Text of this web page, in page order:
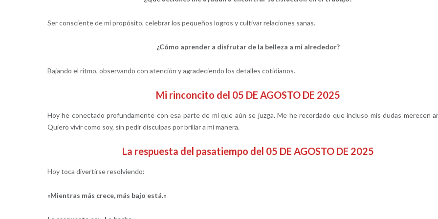
Ser consciente de mi propósito, celebrar los pequeños logros y cultivar relaciones sanas.
¿Cómo aprender a disfrutar de la belleza a mi alrededor?
Bajando el ritmo, observando con atención y agradeciendo los detalles cotidianos.
Mi rinconcito del 05 DE AGOSTO DE 2025
Hoy he conectado profundamente con esa parte de mí que aún se juzga. Me he recordado que incluso mis dudas merecen
Quiero vivir como soy, sin pedir disculpas por brillar a mi manera.
La respuesta del pasatiempo del 05 DE AGOSTO DE 2025
Hoy toca divertirse resolviendo:
«Mientras más crece, más bajo está.«